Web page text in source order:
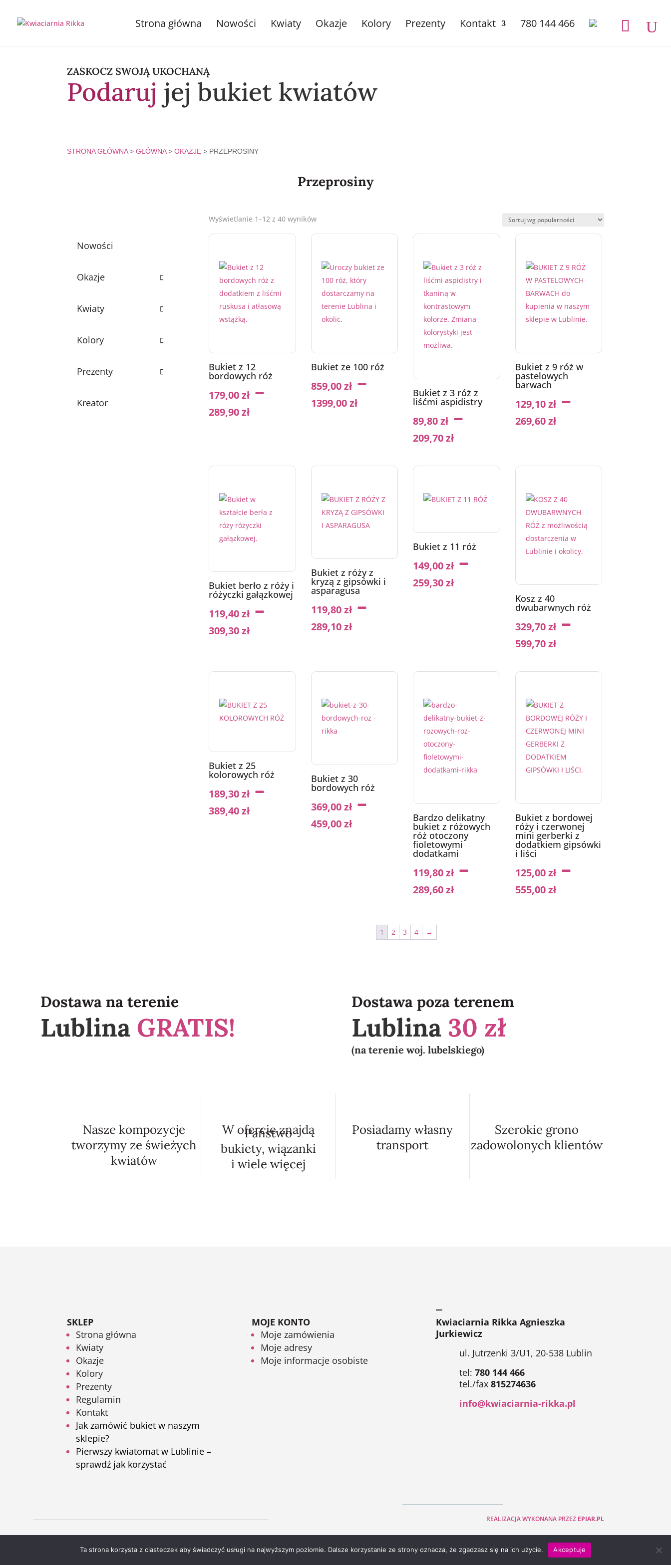
Strona główna Nowości Kwiaty Okazje Kolory Prezenty Kontakt 780 144 466
ZASKOCZ SWOJĄ UKOCHANĄ
Podaruj jej bukiet kwiatów
STRONA GŁÓWNA>GŁÓWNA>OKAZJE > PRZEPROSINY
Przeprosiny
Nowości
Okazje
Kwiaty
Kolory
Prezenty
Kreator
Wyświetlanie 1–12 z 40 wyników
Bukiet z 12
bordowych róż
179,00zł–
289,90zł
Bukiet ze 100 róż
859,00zł–
1399,00zł
Bukiet z 3 róż z
liśćmi aspidistry
89,80zł–
209,70zł
Bukiet z 9 róż w
pastelowych
barwach
129,10zł–
269,60zł
Bukiet berło z róży i
różyczki gałązkowej
119,40zł–
309,30zł
Bukiet z róży z
kryzą z gipsówki i
asparagusa
119,80zł–
289,10zł
Bukiet z 11 róż
149,00zł–
259,30zł
Kosz z 40
dwubarwnych róż
329,70zł–
599,70zł
Bukiet z 25
kolorowych róż
189,30zł–
389,40zł
Bukiet z 30
bordowych róż
369,00zł–
459,00zł Bardzo delikatny
bukiet z różowych
róż otoczony
fioletowymi
dodatkami
119,80zł–
289,60zł
Bukiet z bordowej
róży i czerwonej
mini gerberki z
dodatkiem gipsówki
i liści
125,00zł–
555,00zł
1 2 3 4 →
Dostawa na terenie
Lublina GRATIS!
Dostawa poza terenem
Lublina 30 zł
(na terenie woj. lubelskiego)
Nasze kompozycje
tworzymy ze świeżych
kwiatów
W ofercie znajdą
Państwo
bukiety, wiązanki
i wiele więcej
Posiadamy własny
transport
Szerokie grono
zadowolonych klientów
SKLEP
Strona główna
Kwiaty
Okazje
Kolory
Prezenty
Regulamin
Kontakt
Jak zamówić bukiet w naszym
sklepie?
Pierwszy kwiatomat w Lublinie –
sprawdź jak korzystać
MOJE KONTO
Moje zamówienia
Moje adresy
Moje informacje osobiste
Kwiaciarnia Rikka Agnieszka
Jurkiewicz
ul. Jutrzenki 3/U1, 20-538 Lublin
tel:780 144 466
tel./fax815274636
info@kwiaciarnia-rikka.pl
REALIZACJA WYKONANA PRZEZ EPIAR.PL
Ta strona korzysta z ciasteczek aby świadczyć usługi na najwyższym poziomie. Dalsze korzystanie ze strony oznacza, że zgadzasz się na ich użycie. Akceptuje